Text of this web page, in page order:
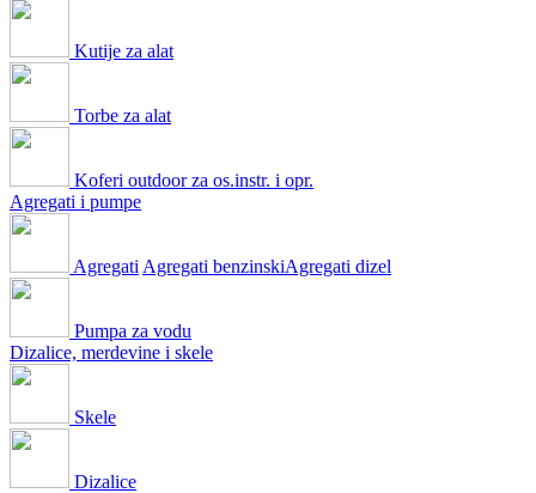
Kutije za alat
Torbe za alat
Koferi outdoor za os.instr. i opr.
Agregati i pumpe
Agregati Agregati benzinskiAgregati dizel
Pumpa za vodu
Dizalice, merdevine i skele
Skele
Dizalice